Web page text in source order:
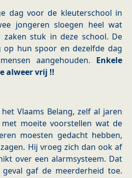
dag voor de kleuterschool in
jongeren sloegen heel wat
zaken stuk in deze school. De
op hun spoor en dezelfde dag
aangehouden. Enkele
alweer vrij !!
Vlaams Belang, zelf al jaren
moeite voorstellen wat de
moesten gedacht hebben,
Hij vroeg zich dan ook af
over een alarmsysteem. Dat
gaf de meerderheid toe.